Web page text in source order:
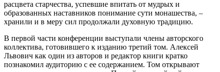
расцвета старчества, успевшие впитать от мудрых и
образованных наставников понимание сути монашества, –
хранили и в меру сил продолжали духовную традицию.
В первой части конференции выступали члены авторского
коллектива, готовившего к изданию третий том. Алексей
Львович как один из авторов и редактор книги кратко
познакомил аудиторию с ее содержанием. Том открывают